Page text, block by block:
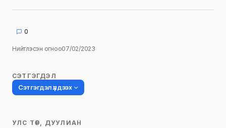
0
Нийтлэсэн огноо07/02/2023
СЭТГЭГДЭЛ
Сэтгэгдэл үлдээх
УЛС ТӨР, ДУУЛИАН